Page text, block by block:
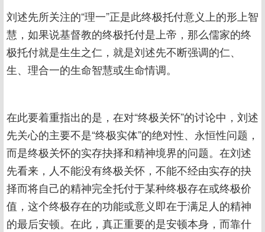
刘述先所关注的“理一”正是此终极托付意义上的形上智
慧，如果说基督教的终极托付是上帝，那么儒家的终
极托付就是生生之仁，就是刘述先不断强调的仁、
生、理合一的生命智慧或生命情调。
在此要着重指出的是，在对“终极关怀”的讨论中，刘述
先关心的主要不是“终极实体”的绝对性、永恒性问题，
而是终极关怀的实存抉择和精神境界的问题。在刘述
先看来，人不能没有终极关怀，不能不经由实存的抉
择而将自己的精神完全托付于某种终极存在或终极价
值，这个终极存在的功能或意义即在于满足人的精神
的最后安顿。在此，真正重要的是安顿本身，而靠什